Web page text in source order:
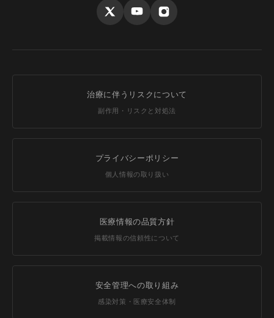
治療に伴うリスクについて
副作用・リスクと対処法
プライバシーポリシー
個人情報の取り扱い
医療情報の品質方針
掲載情報の信頼性について
安全管理への取り組み
感染対策・医療安全体制